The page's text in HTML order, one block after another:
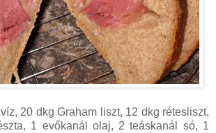
20 dkg Graham liszt, 12 dkg rétesliszt,
1 evőkanál olaj, 2 teáskanál só, 1